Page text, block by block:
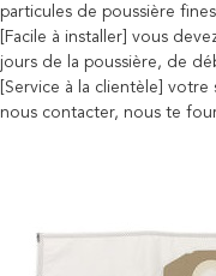
particules de poussière
[Facile à installer] vous
jours de la poussière, de
[Service à la clientèle]
nous contacter, nous te